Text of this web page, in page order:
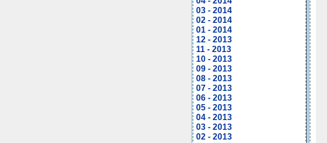
03 - 2014
02 - 2014
01 - 2014
12 - 2013
11 - 2013
10 - 2013
09 - 2013
08 - 2013
07 - 2013
06 - 2013
05 - 2013
04 - 2013
03 - 2013
02 - 2013